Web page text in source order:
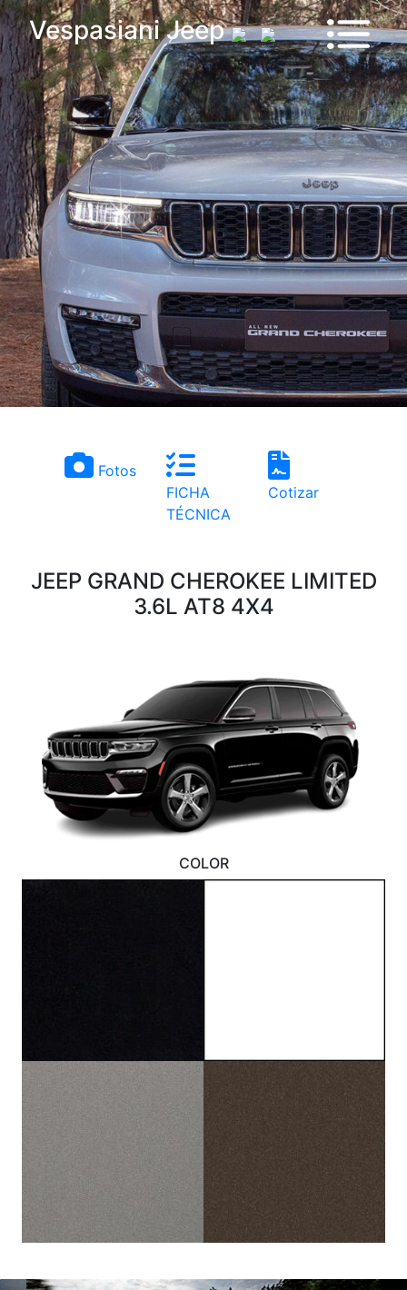
Vespasiani Jeep
Vehículos
Sucursales
Contactanos
Test
Drive
Ram
House
Fotos
FICHA
TÉCNICA
Cotizar
JEEP GRAND CHEROKEE LIMITED
3.6L AT8 4X4
COLOR